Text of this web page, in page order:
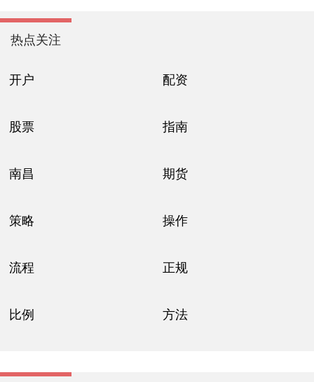
热点关注
开户 配资
股票 指南
南昌 期货
策略 操作
流程 正规
比例 方法